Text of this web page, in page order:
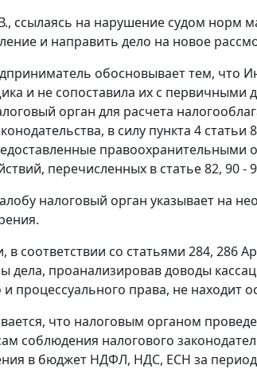
ссылаясь на нарушение судом норм
и направить дело на новое
обосновывает тем, что
и не сопоставила их с
орган для расчета
в силу пункта 4 статьи
перечисленных в статье 82, 90 -
налоговый орган указывает на
в соответствии со статьями 284, 286
дела, проанализировав доводы
процессуального права, не находит
что налоговым органом
соблюдения налогового
в бюджет НДФЛ, НДС, ЕСН за период